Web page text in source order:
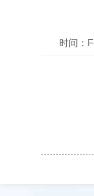
时间：